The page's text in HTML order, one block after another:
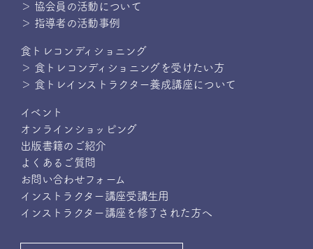
＞ 協会員の活動について
＞ 指導者の活動事例
食トレコンディショニング
＞ 食トレコンディショニングを受けたい方
＞ 食トレインストラクター養成講座について
イベント
オンラインショッピング
出版書籍のご紹介
よくあるご質問
お問い合わせフォーム
インストラクター講座受講生用
インストラクター講座を修了された方へ